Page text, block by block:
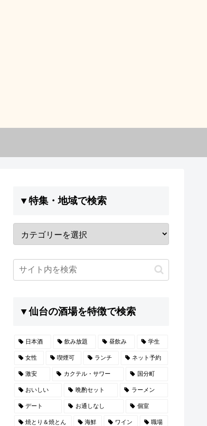
▼特集・地域で検索
▼仙台の酒場を特徴で検索
日本酒 飲み放題 昼飲み 学生
女性 喫煙可 ランチ ネット予約
激安 カクテル・サワー 国分町
おいしい 晩酌セット ラーメン
デート お通しなし 個室
焼とり＆焼とん 海鮮 ワイン 職場